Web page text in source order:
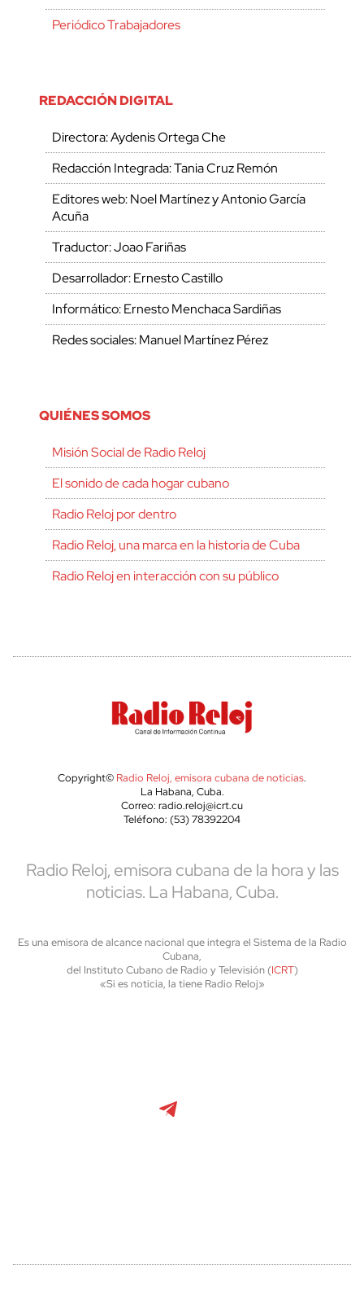
Periódico Trabajadores
REDACCIÓN DIGITAL
Directora: Aydenis Ortega Che
Redacción Integrada: Tania Cruz Remón
Editores web: Noel Martínez y Antonio García
Acuña
Traductor: Joao Fariñas
Desarrollador: Ernesto Castillo
Informático: Ernesto Menchaca Sardiñas
Redes sociales: Manuel Martínez Pérez
QUIÉNES SOMOS
Misión Social de Radio Reloj
El sonido de cada hogar cubano
Radio Reloj por dentro
Radio Reloj, una marca en la historia de Cuba
Radio Reloj en interacción con su público
Copyright© Radio Reloj, emisora cubana de noticias.
La Habana, Cuba.
Correo: radio.reloj@icrt.cu
Teléfono: (53) 78392204
Radio Reloj, emisora cubana de la hora y las
noticias. La Habana, Cuba.
Es una emisora de alcance nacional que integra el Sistema de la Radio
Cubana,
del Instituto Cubano de Radio y Televisión (ICRT)
«Si es noticia, la tiene Radio Reloj»